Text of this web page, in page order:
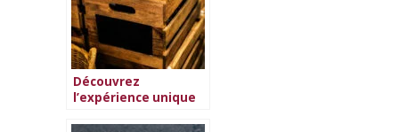
Découvrez
l’expérience unique